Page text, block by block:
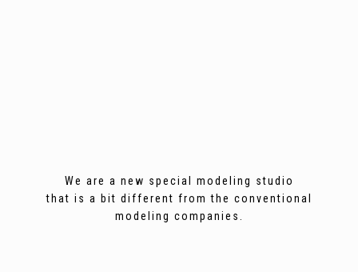
We are a new special modeling studio
that is a bit different from the conventional
modeling companies.